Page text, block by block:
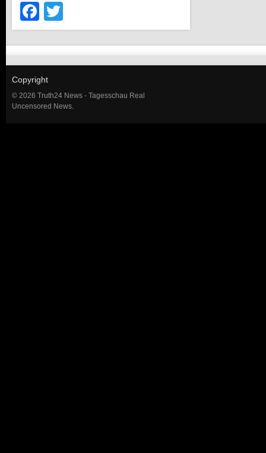
Facebook
Copyright
© 2026 Truth24 News - Tagesschau Real
Uncensored News.